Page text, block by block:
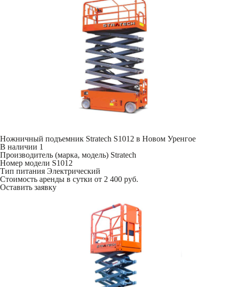
Ножничный подъемник Stratech S1012 в Новом Уренгое
В наличии 1
Производитель (марка, модель) Stratech
Номер модели S1012
Тип питания Электрический
Стоимость аренды в сутки от 2 400 руб.
Оставить заявку